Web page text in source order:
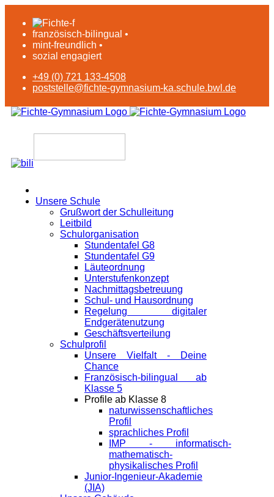
französisch-bilingual •
mint-freundlich •
sozial engagiert
+49 (0) 721 133-4508
poststelle@fichte-gymnasium-ka.schule.bwl.de
Unsere Schule
Grußwort der Schulleitung
Leitbild
Schulorganisation
Stundentafel G8
Stundentafel G9
Läuteordnung
Unterstufenkonzept
Nachmittagsbetreuung
Schul- und Hausordnung
Regelung digitaler
Endgeräte­nutzung
Geschäftsverteilung
Schulprofil
Unsere Vielfalt - Deine
Chance
Französisch-bilingual ab
Klasse 5
Profile ab Klasse 8
naturwissenschaftliches
Profil
sprachliches Profil
IMP - informatisch-
mathematisch-
physikalisches Profil
Junior-Ingenieur-Akademie
(JIA)